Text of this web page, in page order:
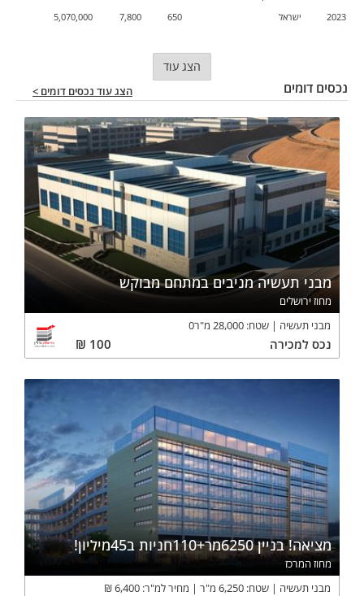
2023
ישראל 650
7,800
5,070,000
הצג עוד
נכסים דומים הצג עוד נכסים דומים >
מבני תעשיה מניבים במתחם מבוקש
מחוז ירושלים
מבני תעשיה
שטח: 28,000 מ"ר0
נכס למכירה 100
₪
מציאה! בניין 6250מר+110חניות ב45מיליון!
מחוז המרכז
מבני תעשיה
שטח: 6,250 מ"ר מחיר למ"ר: 6,400
₪